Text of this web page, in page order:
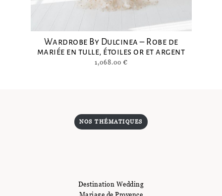
Wardrobe By Dulcinea – Robe de
mariée en tulle, étoiles or et argent
1,068.00 €
NOS THÉMATIQUES
Destination Wedding